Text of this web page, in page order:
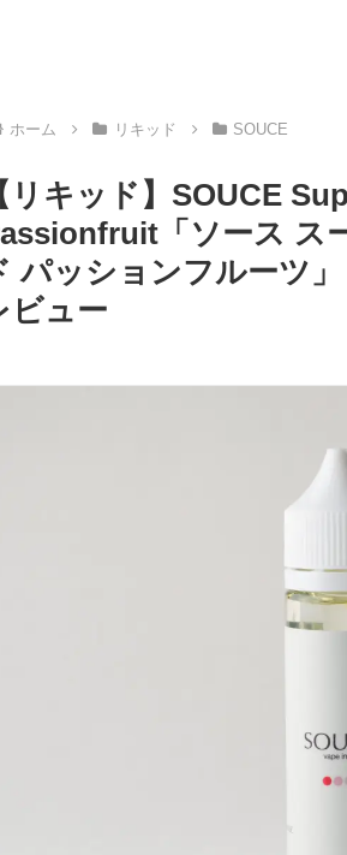
ホーム リキッド SOUCE
リキッド】SOUCE
「ソース ス
パッションフルーツ
ビュー